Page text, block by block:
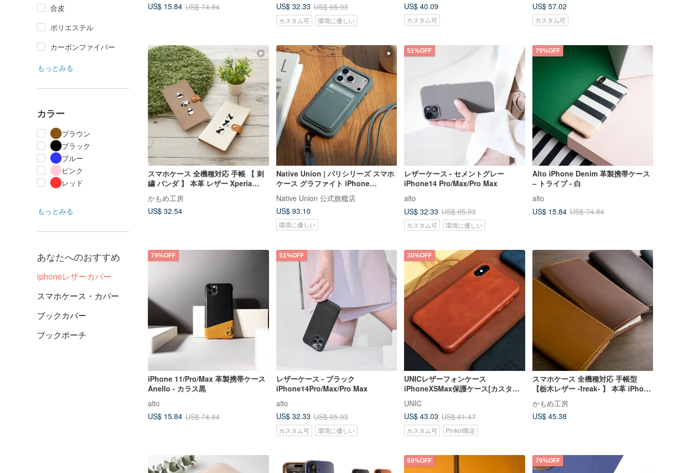
合皮
ポリエステル
カーボンファイバー
もっとみる
カラー
ブラウン
ブラック
ブルー
ピンク
レッド
もっとみる
あなたへのおすすめ
iphoneレザーカバー
スマホケース・カバー
ブックカバー
ブックポーチ
US$ 15.84 US$ 74.84
US$ 32.33 US$ 65.93
カスタム可 環境に優しい
US$ 40.09
カスタム可
US$ 57.02
カスタム可
スマホケース 全機種対応 手帳 【 刺
繍 パンダ 】 本革 レザー Xperia
Galaxy iPhone A050I
かもめ工房
US$ 32.54
Native Union | パリシリーズ スマホ
ケース グラファイト iPhone
17/16/14/13対応
Native Union 公式旗艦店
US$ 93.10
環境に優しい
51%OFF
レザーケース - セメントグレー
iPhone14 Pro/Max/Pro Max
alto
US$ 32.33 US$ 65.93
カスタム可 環境に優しい
79%OFF
Alto iPhone Denim 革製携帯ケース
– トライプ - 白
alto
US$ 15.84 US$ 74.84
79%OFF
iPhone 11/Pro/Max 革製携帯ケース
Anello - カラス黒
alto
US$ 15.84 US$ 74.84
51%OFF
レザーケース - ブラック
iPhone14Pro/Max/Pro Max
alto
US$ 32.33 US$ 65.93
カスタム可 環境に優しい
30%OFF
UNICレザーフォンケース
iPhoneXSMax保護ケース[カスタマ
UNIC
US$ 43.03 US$ 61.47
カスタム可 Pinkoi限定
スマホケース 全機種対応 手帳型
【栃木レザー -freak- 】 本革 iPhone
Android 栃木 レザー AE01K
かもめ工房
US$ 45.38
69%OFF 79%OFF